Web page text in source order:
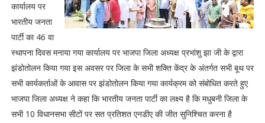
कार्यालय पर
भारतीय जनता
पार्टी का 46 वा
स्थापना दिवस मनाया गया कार्यालय पर भाजपा जिला अध्यक्ष प्रभांशु झा जी के द्वारा
झंडोतोलन किया गया इस अवसर पर जिला के सभी शक्ति केंद्र के अंतर्गत सभी बूथ पर
सभी कार्यकर्ताओं के आवास पर झंडोतोलन किया गया कार्यक्रम को संबोधित करते हुए
भाजपा जिला अध्यक्ष ने कहा कि भारतीय जनता पार्टी का लक्ष्य है कि मधुबनी जिला के
सभी 10 विधानसभा सीटों पर सत प्रतिशत एनडीए की जीत सुनिश्चित करना है